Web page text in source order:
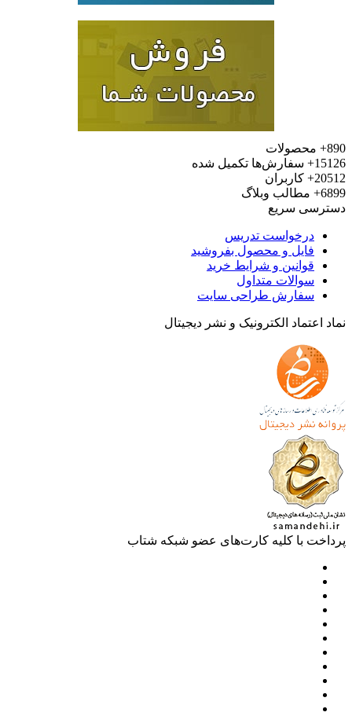
محصولات
سفارش‌ها تکمیل شده
کاربران
مطالب وبلاگ
سریع
درخواست تدریس
فایل و محصول بفروشید
قوانین و شرایط خرید
سوالات متداول
سفارش طراحی سایت
اعتماد الکترونیک و نشر دیجیتال
با کلیه کارت‌های عضو شبکه شتاب